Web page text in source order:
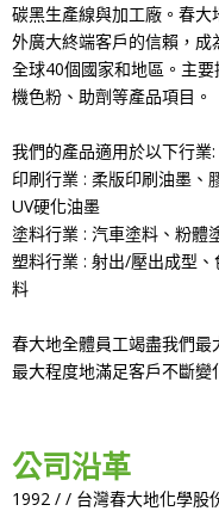
碳黑生產線與加工廠。春
外廣大終端客戶的信賴，
全球40個國家和地區。主
機色粉、助劑等產品項目。
我們的產品適用於以下行業:
印刷行業 : 柔版印刷油墨、
UV硬化油墨
塗料行業 : 汽車塗料、粉體
塑料行業 : 射出/壓出成型
料
春大地全體員工竭盡我們最
最大程度地滿足客戶不斷變
公司沿革
1992 / / 台灣春大地化學股